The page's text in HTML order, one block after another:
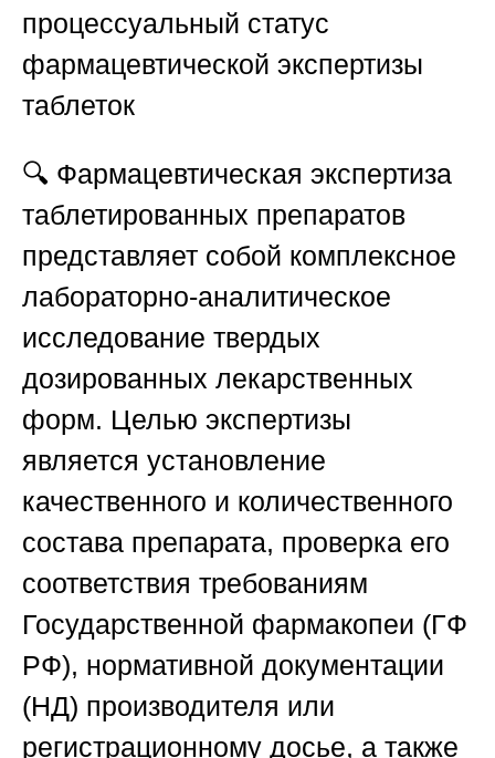
процессуальный статус
фармацевтической экспертизы
таблеток
🔍 Фармацевтическая экспертиза
таблетированных препаратов
представляет собой комплексное
лабораторно-аналитическое
исследование твердых
дозированных лекарственных
форм. Целью экспертизы
является установление
качественного и количественного
состава препарата, проверка его
соответствия требованиям
Государственной фармакопеи (ГФ
РФ), нормативной документации
(НД) производителя или
регистрационному досье, а также